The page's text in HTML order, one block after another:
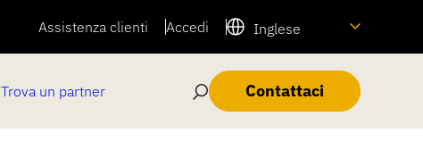
Assistenza clienti Accedi Inglese
Trova un partner Contattaci